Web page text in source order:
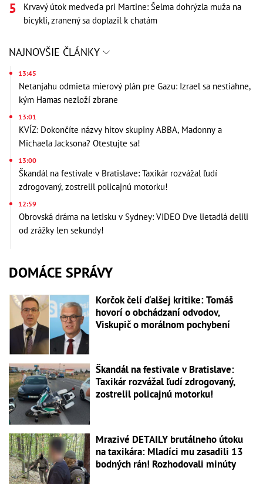
Krvavý útok medveďa pri Martine: Šelma dohrýzla muža na
bicykli, zranený sa doplazil k chatám
NAJNOVŠIE ČLÁNKY
13:45
Netanjahu odmieta mierový plán pre Gazu: Izrael sa nestiahne,
kým Hamas nezloží zbrane
13:01
KVÍZ: Dokončíte názvy hitov skupiny ABBA, Madonny a
Michaela Jacksona? Otestujte sa!
13:00
Škandál na festivale v Bratislave: Taxikár rozvážal ľudí
zdrogovaný, zostrelil policajnú motorku!
12:59
Obrovská dráma na letisku v Sydney: VIDEO Dve lietadlá delili
od zrážky len sekundy!
DOMÁCE SPRÁVY
Korčok čelí ďalšej kritike: Tomáš
hovorí o obchádzaní odvodov,
Viskupič o morálnom pochybení
Škandál na festivale v Bratislave:
Taxikár rozvážal ľudí zdrogovaný,
zostrelil policajnú motorku!
Mrazivé DETAILY brutálneho útoku
na taxikára: Mladíci mu zasadili 13
bodných rán! Rozhodovali minúty